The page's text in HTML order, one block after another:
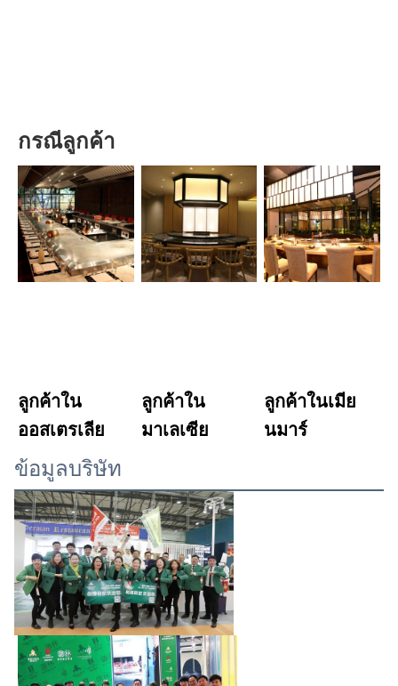
กรณีลูกค้า
ลูกค้าใน
ออสเตรเลีย
ลูกค้าใน
มาเลเซีย
ลูกค้าในเมีย
นมาร์
ข้อมูลบริษัท